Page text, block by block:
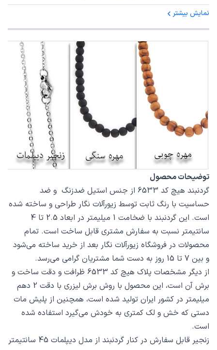
نمایش بیشتر
توضیحات محصول
گردنبند هیچ کد 6533 از جنس استیل ضدزنگ و ضد
حساسیت با رنگ ثابت توسط زیورآلات نگار طراحی و ساخته شده
است. این گردنبند با ضخامت 1 میلیمتر در ابعاد 2.5 تا 4
سانتیمتر نسبت به سفارش مشتری قابل ساخت است. تمام
محصولات در فروشگاه زیورآلات نگار بعد از خرید ساخته می‌شود
و بین 7 تا 15 روز به دست شما مشتریان گرامی می‌رسد.
از دیگر مشخصات پلاک هیچ کد 6533 ظرافت و دقت ساخت و
برش آن است، این محصول با روش برش لیزری با دقت 2 دهم
میلیمتر در کشور ایران تولید شده است، همچنین از پلیش مات
دستی که خش و لک کمتری به خودش می‌گیرد استفاده شده
است.
زنجیر قابل سفارش در کنار گردنبند از مدل دیپلمات 45 سانتیمتر